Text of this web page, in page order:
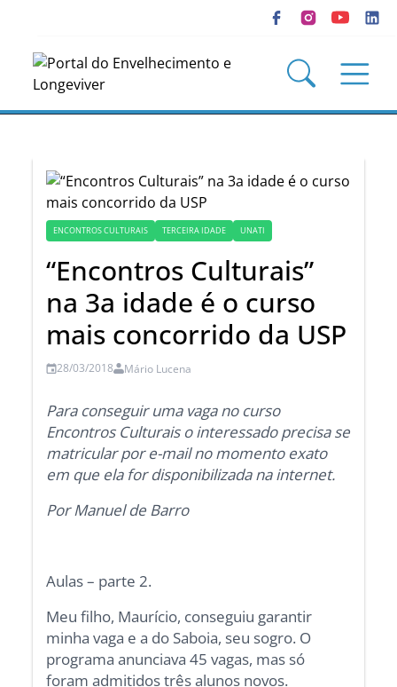
ENCONTROS CULTURAIS TERCEIRA IDADE UNATI
“Encontros Culturais”
na 3a idade é o curso
mais concorrido da USP
28/03/2018 Mário Lucena
Para conseguir uma vaga no curso
Encontros Culturais o interessado precisa se
matricular por e-mail no momento exato
em que ela for disponibilizada na internet.
Por Manuel de Barro
Aulas – parte 2.
Meu filho, Maurício, conseguiu garantir
minha vaga e a do Saboia, seu sogro. O
programa anunciava 45 vagas, mas só
foram admitidos três alunos novos.